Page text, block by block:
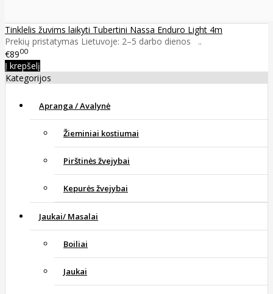
Tinklelis žuvims laikyti Tubertini Nassa Enduro Light 4m
Prekių pristatymas Lietuvoje: 2–5 darbo dienos ..
€8900
Į krepšelį
Kategorijos
Apranga / Avalynė
Žieminiai kostiumai
Pirštinės žvejybai
Kepurės žvejybai
Jaukai/ Masalai
Boiliai
Jaukai